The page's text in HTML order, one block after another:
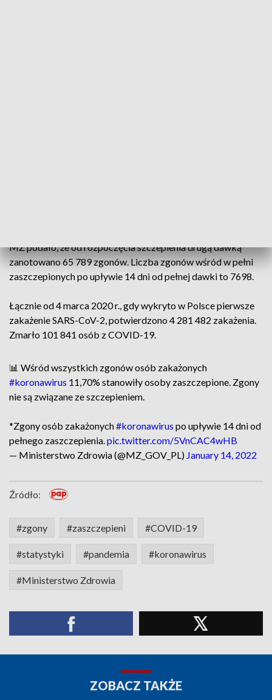
MZ podało, że od rozpoczęcia szczepienia drugą dawką
zanotowano 65 789 zgonów. Liczba zgonów wśród w pełni
zaszczepionych po upływie 14 dni od pełnej dawki to 7698.
Łącznie od 4 marca 2020 r., gdy wykryto w Polsce pierwsze
zakażenie SARS-CoV-2, potwierdzono 4 281 482 zakażenia.
Zmarło 101 841 osób z COVID-19.
📊 Wśród wszystkich zgonów osób zakażonych
#koronawirus 11,70% stanowiły osoby zaszczepione. Zgony
nie są związane ze szczepieniem.
*Zgony osób zakażonych#koronawirus po upływie 14 dni od
pełnego zaszczepienia.pic.twitter.com/5VnCAC4wHB
— Ministerstwo Zdrowia (@MZ_GOV_PL) January 14, 2022
Źródło:
#zgony #zaszczepieni #COVID-19
#statystyki #pandemia #koronawirus
#Ministerstwo Zdrowia
ZOBACZ TAKŻE